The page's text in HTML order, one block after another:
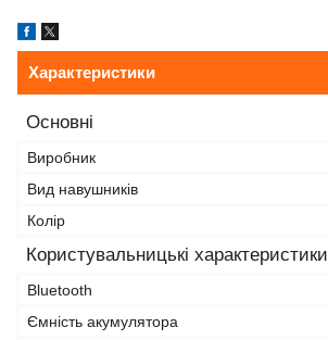
Характеристики
Основні
Виробник
Вид навушників
Колір
Користувальницькі характеристики
Bluetooth
Ємність акумулятора